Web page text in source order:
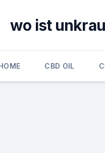
wo ist
CBD OIL